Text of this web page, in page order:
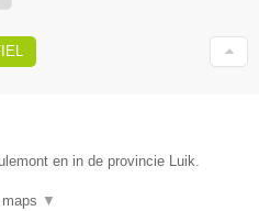
en in de provincie Luik.
▼